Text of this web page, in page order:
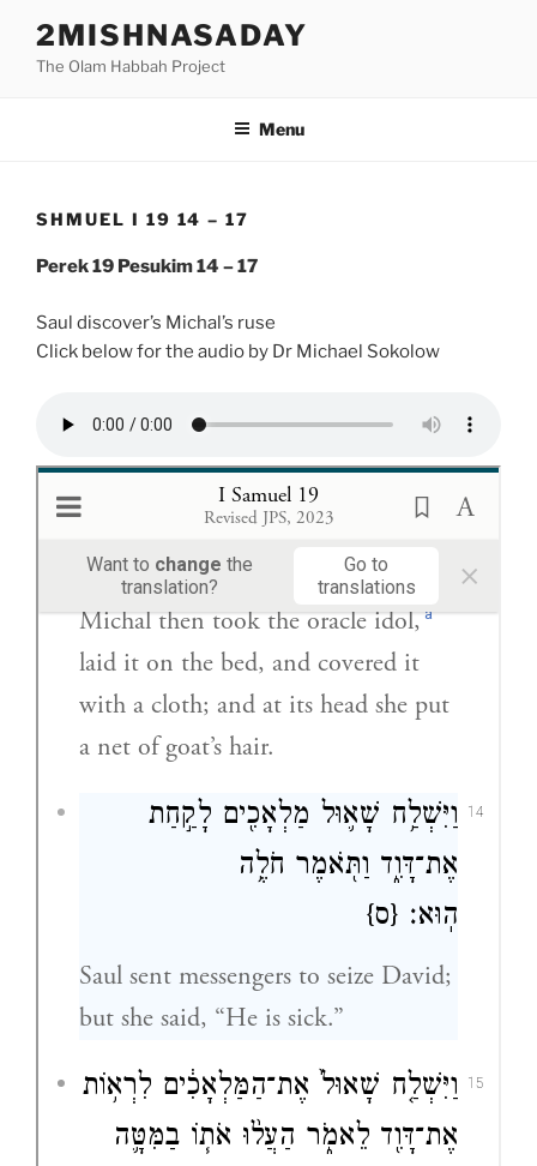
content
2MISHNASADAY
The Olam Habbah Project
Menu
SHMUEL I 19 14 – 17
Perek 19 Pesukim 14 – 17
Saul discover’s Michal’s ruse
Click below for the audio by Dr Michael Sokolow